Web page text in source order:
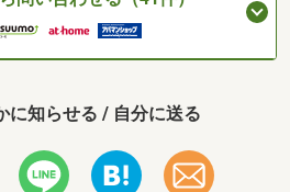
に知らせる / 自分に送る